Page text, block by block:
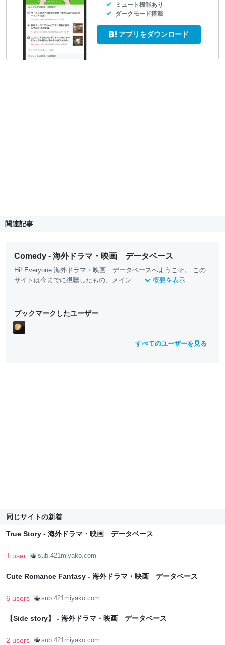
ミュート機能あり
ダークモード搭載
アプリをダウンロード
関連記事
Comedy - 海外ドラマ・映画 データベース
Hi! Everyone 海外 ドラマ・ 映画 データベースへようこそ。 この
サイトは今までに視聴したもの、メイン...
概要を表示
ブックマークしたユーザー
すべてのユーザーを見る
同じサイトの新着
True Story - 海外ドラマ・映画 データベース
1 user sub.421miyako.com
Cute Romance Fantasy - 海外ドラマ・映画 データベース
6 users sub.421miyako.com
【Side story】 - 海外ドラマ・映画 データベース
2 users sub.421miyako.com